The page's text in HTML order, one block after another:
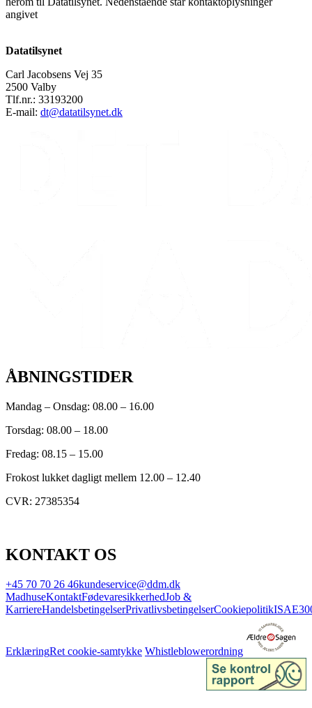
angivet
Datatilsynet
Carl Jacobsens Vej 35
2500 Valby
Tlf.nr.: 33193200
E-mail: dt@datatilsynet.dk
ÅBNINGSTIDER
Mandag – Onsdag: 08.00 – 16.00
Torsdag: 08.00 – 18.00
Fredag: 08.15 – 15.00
Frokost lukket dagligt mellem 12.00 – 12.40
CVR: 27385354
KONTAKT OS
+45 70 70 26 46kundeservice@ddm.dk
MadhuseKontaktFødevaresikkerhedJob &
KarriereHandelsbetingelserPrivatlivsbetingelserCookiepolitik
ErklæringRet cookie-samtykke Whistleblowerordning